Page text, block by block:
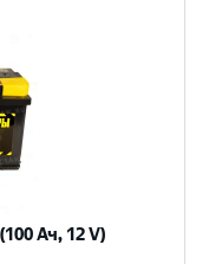
Ач, 12 V)